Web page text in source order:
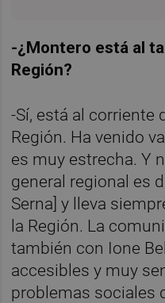
-¿Montero está al
Región?
-Sí, está al corriente
Región. Ha venido
es muy estrecha. Y
general regional es
Serna] y lleva
la Región. La
también con Ione
accesibles y muy
problemas sociales